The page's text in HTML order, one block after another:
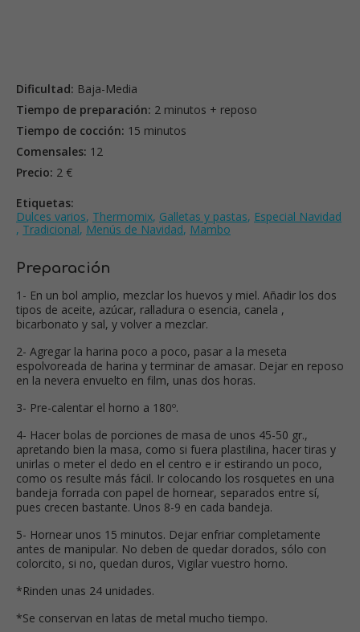
Dificultad: Baja-Media
Tiempo de preparación: 2 minutos + reposo
Tiempo de cocción: 15 minutos
Comensales: 12
Precio: 2 €
Etiquetas:
Dulces varios, Thermomix, Galletas y pastas, Especial Navidad
, Tradicional, Menús de Navidad, Mambo
Preparación
1- En un bol amplio, mezclar los huevos y miel. Añadir los dos
tipos de aceite, azúcar, ralladura o esencia, canela ,
bicarbonato y sal, y volver a mezclar.
2- Agregar la harina poco a poco, pasar a la meseta
espolvoreada de harina y terminar de amasar. Dejar en reposo
en la nevera envuelto en film, unas dos horas.
3- Pre-calentar el horno a 180º.
4- Hacer bolas de porciones de masa de unos 45-50 gr.,
apretando bien la masa, como si fuera plastilina, hacer tiras y
unirlas o meter el dedo en el centro e ir estirando un poco,
como os resulte más fácil. Ir colocando los rosquetes en una
bandeja forrada con papel de hornear, separados entre sí,
pues crecen bastante. Unos 8-9 en cada bandeja.
5- Hornear unos 15 minutos. Dejar enfriar completamente
antes de manipular. No deben de quedar dorados, sólo con
colorcito, si no, quedan duros, Vigilar vuestro horno.
*Rinden unas 24 unidades.
*Se conservan en latas de metal mucho tiempo.